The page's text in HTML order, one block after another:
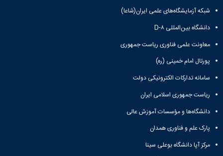
شبکه آزمایشگاه‌های علمی ایران(شاعا)
دانشگاه بین‌المللی D-۸
معاونت علمی فناوری ریاست جمهوری
پورتال امام خمینی (ره)
سامانه تدارکات الکترونیکی دولت
ریاست جمهوری اسلامی ایران
دانشگاه‌ها و مؤسسات آموزش عالی
پارک علم و فناوری همدان
مرکز آپا دانشگاه بوعلی سینا